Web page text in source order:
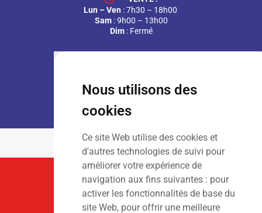
Nous utilisons des
cookies
Ce site Web utilise des cookies et
d'autres technologies de suivi pour
améliorer votre expérience de
navigation aux fins suivantes : pour
activer les fonctionnalités de base du
site Web, pour offrir une meilleure
Lun – Ven : 7h30 – 18h00
Sam: 9h00 – 13h00
Dim: Fermé
Lun – Ven: 7h00 – 18h00
Sam – Dim: Fermé
Suivez-Nous